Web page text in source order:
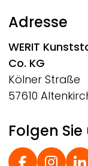
Adresse
WERIT
Co. KG
Kölner Straße
57610
Folgen
Social Footer